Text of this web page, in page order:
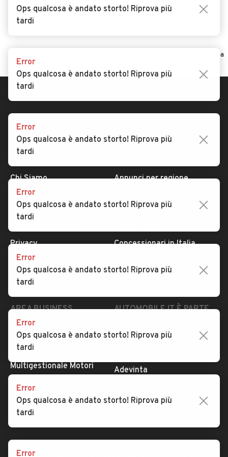
Concessionari Cortona
Cortona
Chi Siamo
Serve aiuto?
Dati identificativi
Privacy
Impostazioni Privacy
Security
Annunci per regione
Tutte le auto usate
Concessionari in Italia
Valutazione auto
AREA BUSINESS
Registrazione
concessionario
Multigestionale Motori
AUTOMOBILE.IT È PARTE
subito.it
Adevinta
SEGUICI
Copyright © 2023 Marktplaats B.V. Tutti i diritti riservati.
Ops qualcosa è andato storto! Riprova più
tardi
Error
Ops qualcosa è andato storto! Riprova più
tardi
Error
Ops qualcosa è andato storto! Riprova più
tardi
Error
Ops qualcosa è andato storto! Riprova più
tardi
Error
Ops qualcosa è andato storto! Riprova più
tardi
Error
Ops qualcosa è andato storto! Riprova più
tardi
Error
Ops qualcosa è andato storto! Riprova più
tardi
Error